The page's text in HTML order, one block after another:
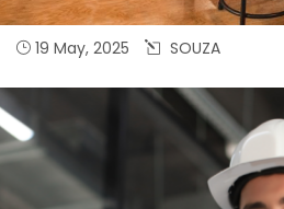
19 May, 2025 SOUZA